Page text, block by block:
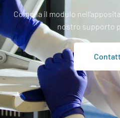
Compila il modulo
nostro supporto